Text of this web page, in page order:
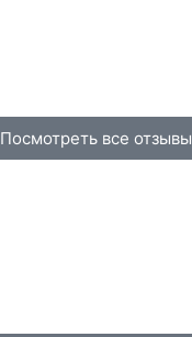
Посмотреть все отзывы